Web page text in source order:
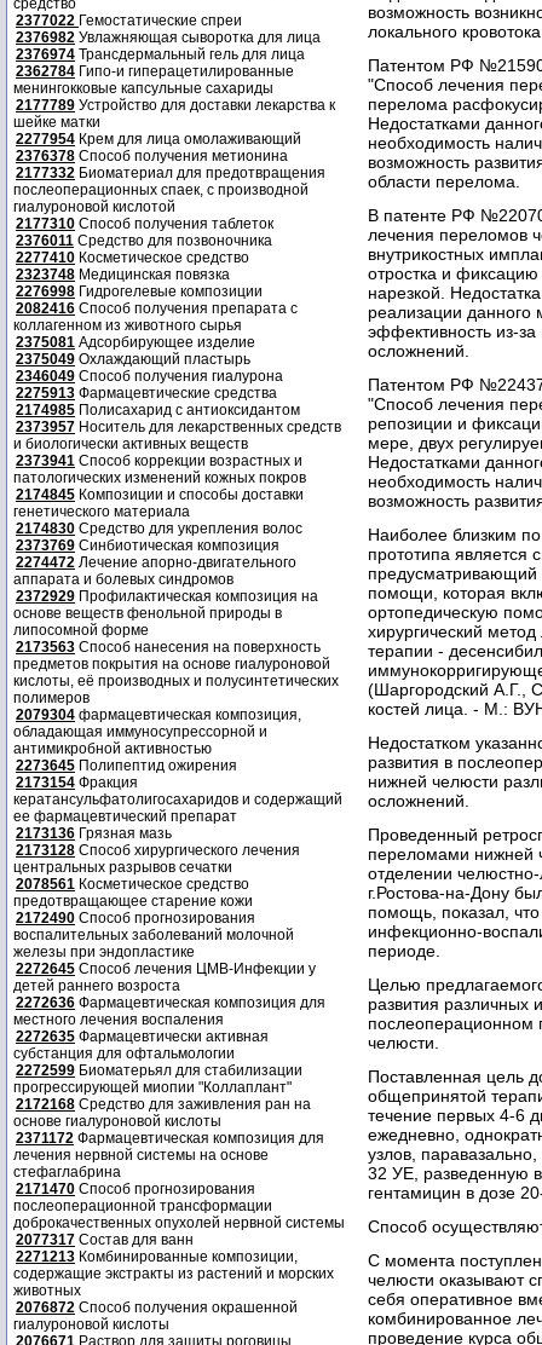
средство
2377022 Гемостатические спреи
2376982 Увлажняющая сыворотка для лица
2376974 Трансдермальный гель для лица
2362784 Гипо-и гиперацетилированные
менингокковые капсульные сахариды
2177789 Устройство для доставки лекарства к
шейке матки
2277954 Крем для лица омолаживающий
2376378 Способ получения метионина
2177332 Биоматериал для предотвращения
послеоперационных спаек, с производной
гиалуроновой кислотой
2177310 Способ получения таблеток
2376011 Средство для позвоночника
2277410 Косметическое средство
2323748 Медицинская повязка
2276998 Гидрогелевые композиции
2082416 Способ получения препарата с
коллагенном из животного сырья
2375081 Адсорбирующее изделие
2375049 Охлаждающий пластырь
2346049 Способ получения гиалурона
2275913 Фармацевтические средства
2174985 Полисахарид с антиоксидантом
2373957 Носитель для лекарственных средств
и биологически активных веществ
2373941 Способ коррекции возрастных и
патологических изменений кожных покров
2174845 Композиции и способы доставки
генетического материала
2174830 Средство для укрепления волос
2373769 Синбиотическая композиция
2274472 Лечение апорно-двигательного
аппарата и болевых синдромов
2372929 Профилактическая композиция на
основе веществ фенольной природы в
липосомной форме
2173563 Способ нанесения на поверхность
предметов покрытия на основе гиалуроновой
кислоты, её производных и полусинтетических
полимеров
2079304 фармацевтическая композиция,
обладающая иммуносупрессорной и
антимикробной активностью
2273645 Полипептид ожирения
2173154 Фракция
кератансульфатолигосахаридов и содержащий
ее фармацевтический препарат
2173136 Грязная мазь
2173128 Способ хирургического лечения
центральных разрывов сечатки
2078561 Косметическое средство
предотвращающее старение кожи
2172490 Способ прогнозирования
воспалительных заболеваний молочной
железы при эндопластике
2272645 Способ лечения ЦМВ-Инфекции у
детей раннего возроста
2272636 Фармацевтическая композиция для
местного лечения воспаления
2272635 Фармацевтически активная
субстанция для офтальмологии
2272599 Биоматерьял для стабилизации
прогрессирующей миопии "Коллаплант"
2172168 Средство для заживления ран на
основе гиалуроновой кислоты
2371172 Фармацевтическая композиция для
лечения нервной системы на основе
стефаглабрина
2171470 Способ прогнозирования
послеоперационной трансформации
доброкачественных опухолей нервной системы
2077317 Состав для ванн
2271213 Комбинированные композиции,
содержащие экстракты из растений и морских
животных
2076872 Способ получения окрашенной
гиалуроновой кислоты
2076671 Раствор для защиты роговицы
возможность
локального
Патентом РФ
"Способ лечения
перелома
Недостатками
необходимость
возможность
области перелома.
В патенте РФ
лечения переломов
внутрикостных
отростка и
нарезкой.
реализации данного
эффективность из-
осложнений.
Патентом РФ
"Способ лечения
репозиции и
мере, двух
Недостатками
необходимость
возможность
Наиболее близким
прототипа является
предусматривающий
помощи, которая
ортопедическую
хирургический
терапии -
(Шаргородский А.Г.,
костей лица. - М.:
Недостатком
развития в
нижней челюсти
осложнений.
Проведенный
переломами нижней
отделении
г.Ростова-на-Дону
помощь, показал,
инфекционно-
периоде.
Целью
развития различных
послеоперационном
челюсти.
Поставленная цель
общепринятой
течение первых 4-6
ежедневно,
узлов,
32 УЕ, разведенную
гентамицин в дозе
Способ
С момента
челюсти оказывают
себя оперативное
комбинированное
проведение курса